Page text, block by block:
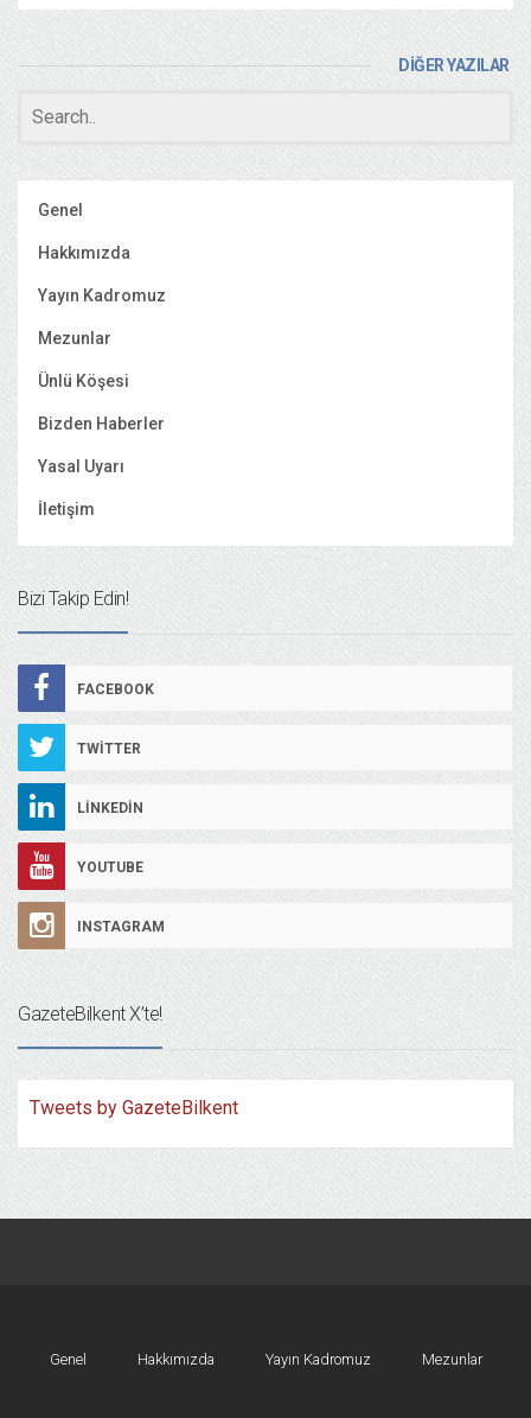
DİĞER YAZILAR
Genel
Hakkımızda
Yayın Kadromuz
Mezunlar
Ünlü Köşesi
Bizden Haberler
Yasal Uyarı
İletişim
Bizi Takip Edin!
FACEBOOK
TWITTER
LINKEDIN
YOUTUBE
INSTAGRAM
GazeteBilkent X’te!
Tweets by GazeteBilkent
Genel Hakkımızda Yayın Kadromuz Mezunlar